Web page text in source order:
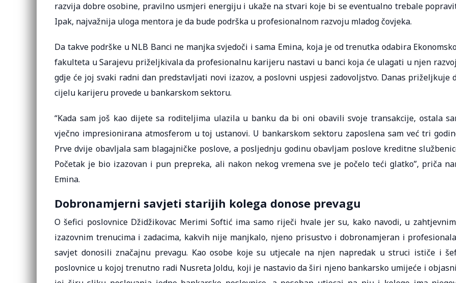
razvija dobre osobine, pravilno usmjeri energiju i ukaže na stvari koje bi se eventualno trebale
Ipak, najvažnija uloga mentora je da bude podrška u profesionalnom razvoju mladog čovjeka.
Da takve podrške u NLB Banci ne manjka svjedoči i sama Emina, koja je od trenutka odabira
fakulteta u Sarajevu priželjkivala da profesionalnu karijeru nastavi u banci koja će ulagati u njen
gdje će joj svaki radni dan predstavljati novi izazov, a poslovni uspjesi zadovoljstvo. Danas priželjkuje
cijelu karijeru provede u bankarskom sektoru.
“Kada sam još kao dijete sa roditeljima ulazila u banku da bi oni obavili svoje transakcije, ostala
vječno impresionirana atmosferom u toj ustanovi. U bankarskom sektoru zaposlena sam već tri
Prve dvije obavljala sam blagajničke poslove, a posljednju godinu obavljam poslove kreditne
Početak je bio izazovan i pun prepreka, ali nakon nekog vremena sve je počelo teći glatko”, priča
Emina.
Dobronamjerni savjeti starijih kolega donose prevagu
O šefici poslovnice Džidžikovac Merimi Softić ima samo riječi hvale jer su, kako navodi, u
izazovnim trenucima i zadacima, kakvih nije manjkalo, njeno prisustvo i dobronamjeran i
savjet donosili značajnu prevagu. Kao osobe koje su utjecale na njen napredak u struci ističe i
poslovnice u kojoj trenutno radi Nusreta Joldu, koji je nastavio da širi njeno bankarsko umijeće i